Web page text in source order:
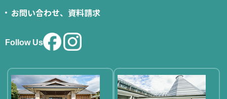
お問い合わせ、資料請求
Follow Us